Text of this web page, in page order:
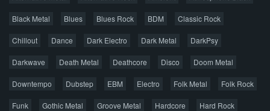
Black Metal Blues Blues Rock BDM Classic Rock
Chillout Dance Dark Electro Dark Metal DarkPsy
Darkwave Death Metal Deathcore Disco Doom Metal
Downtempo Dubstep EBM Electro Folk Metal Folk Rock
Funk Gothic Metal Groove Metal Hardcore Hard Rock
Популярное за сутки
Главная Поиск по сайту
Карта сайта